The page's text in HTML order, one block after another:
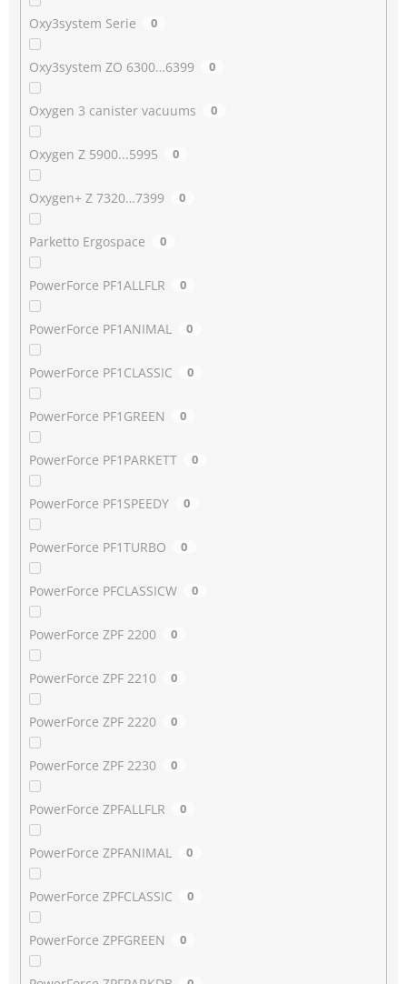
Oxy3system Serie 0
Oxy3system ZO 6300…6399 0
Oxygen 3 canister vacuums 0
Oxygen Z 5900...5995 0
Oxygen+ Z 7320…7399 0
Parketto Ergospace 0
PowerForce PF1ALLFLR 0
PowerForce PF1ANIMAL 0
PowerForce PF1CLASSIC 0
PowerForce PF1GREEN 0
PowerForce PF1PARKETT 0
PowerForce PF1SPEEDY 0
PowerForce PF1TURBO 0
PowerForce PFCLASSICW 0
PowerForce ZPF 2200 0
PowerForce ZPF 2210 0
PowerForce ZPF 2220 0
PowerForce ZPF 2230 0
PowerForce ZPFALLFLR 0
PowerForce ZPFANIMAL 0
PowerForce ZPFCLASSIC 0
PowerForce ZPFGREEN 0